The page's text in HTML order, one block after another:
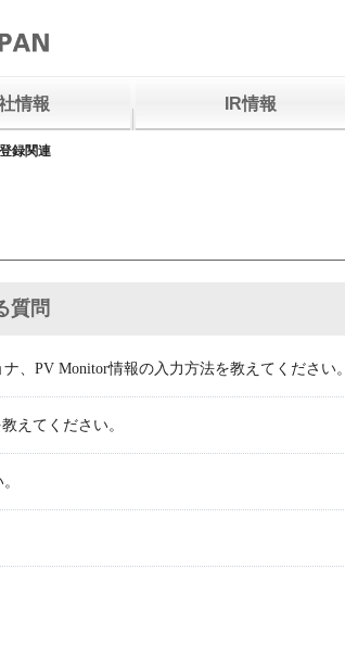
情報 IR情報
録関連
質問
、PV Monitor情報の入力方法を教えてください。
えてください。